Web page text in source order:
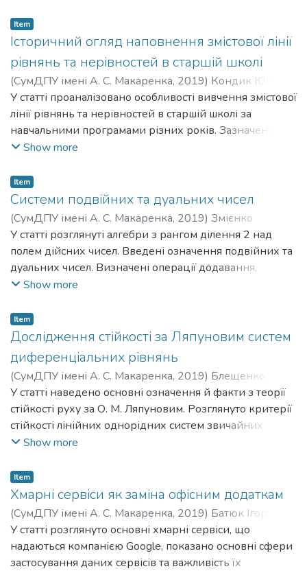
Item
Історичний огляд наповнення змістової лінії
рівнянь та нерівностей в старшій школі
(СумДПУ імені А. С. Макаренка, 2019) Кондик Юлія
Kondyk Yuliia;Одінцова Оксана Олександрівна
Odintsova Oksana Oleksandrivna
У статті проаналізовано особливості вивчення змістової
лінії рівнянь та нерівностей в старшій школі за
навчальними програмами різних років. Зазначено
відмінності між навчальними програмами різних
та зміни, які ще планують впровадити.
Show more
Item
Системи подвійних та дуальних чисел
(СумДПУ імені А. С. Макаренка, 2019) Змієнко
Михайло;Zmiienko Mykhailo ;Погребний Валерій
Данилович;Pohrebnyi Valerii Danylovych
У статті розглянуті алгебри з рангом ділення 2 над
полем дійсних чисел. Введені означення подвійних та
дуальних чисел. Визначені операції додавання,
множення, віднімання та ділення зазначених чисел.
правила ділення на дуальні та подвійні числа.
Представлена форма запису близька до
тригонометричної. Правила піднесення до степені та
добування кореня n-натурального.
Show more
Item
Дослідження стійкості за Ляпуновим систем
диференціальних рівнянь
(СумДПУ імені А. С. Макаренка, 2019) Блещенко
Наталія ;Bleshchenko Nataliia;Страх Олександр
Петрович;Strakh Oleksandr Petrovych
У статті наведено основні означення й факти з теорії
стійкості руху за О. М. Ляпуновим. Розглянуто критерії
стійкості лінійних однорідних систем звичайних
диференціальних рівнянь, зокрема зі сталими
застосування якісної теорії диференціальних рівнянь
до дослідження систем на стійкість.
Show more
Item
Хмарні сервіси як заміна офісним додаткам
(СумДПУ імені А. С. Макаренка, 2019) Батюк Ігор
Batiuk Ihor;Медведовська Оксана Геннадіївна;
Medvedovska Oksana Hennadiivna
У статті розглянуто основні хмарні сервіси, що
надаються компанією Google, показано основні сфери
застосування даних сервісів та важливість їх